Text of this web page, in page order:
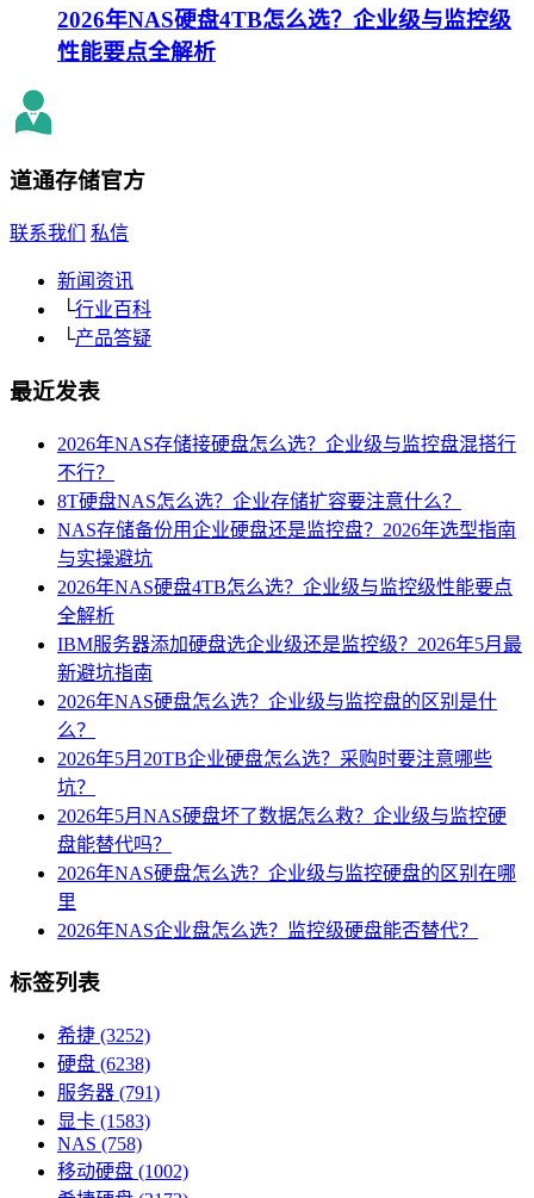
2026年NAS硬盘4TB怎么选？企业级与监控级
性能要点全解析
道通存储官方
联系我们 私信
新闻资讯
└行业百科
└产品答疑
最近发表
2026年NAS存储接硬盘怎么选？企业级与监控盘混搭行
不行？
8T硬盘NAS怎么选？企业存储扩容要注意什么？
NAS存储备份用企业硬盘还是监控盘？2026年选型指南
与实操避坑
2026年NAS硬盘4TB怎么选？企业级与监控级性能要点
全解析
IBM服务器添加硬盘选企业级还是监控级？2026年5月最
新避坑指南
2026年NAS硬盘怎么选？企业级与监控盘的区别是什
么？
2026年5月20TB企业硬盘怎么选？采购时要注意哪些
坑？
2026年5月NAS硬盘坏了数据怎么救？企业级与监控硬
盘能替代吗？
2026年NAS硬盘怎么选？企业级与监控硬盘的区别在哪
里
2026年NAS企业盘怎么选？监控级硬盘能否替代？
标签列表
希捷 (3252)
硬盘 (6238)
服务器 (791)
显卡 (1583)
NAS (758)
移动硬盘 (1002)